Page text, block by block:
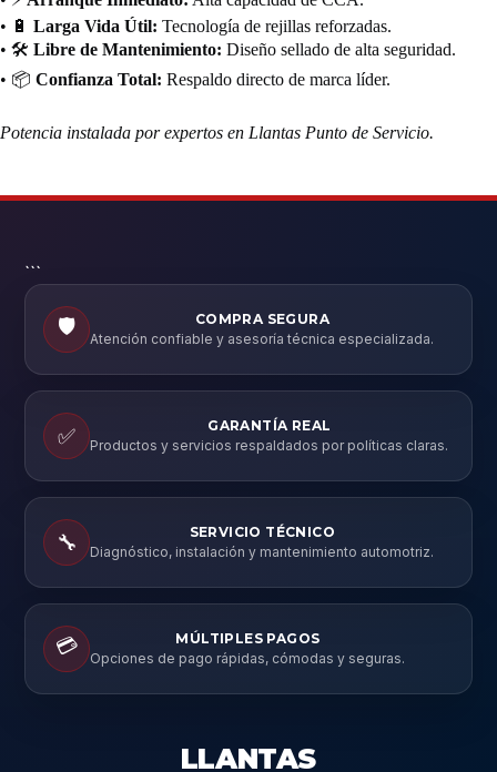
• 🔋 Larga Vida Útil: Tecnología de rejillas reforzadas.
• 🛠️ Libre de Mantenimiento: Diseño sellado de alta seguridad.
• 📦 Confianza Total: Respaldo directo de marca líder.
Potencia instalada por expertos en Llantas Punto de Servicio.
```
🛡️
COMPRA SEGURA
Atención confiable y asesoría técnica especializada.
✅
GARANTÍA REAL
Productos y servicios respaldados por políticas claras.
🔧
SERVICIO TÉCNICO
Diagnóstico, instalación y mantenimiento automotriz.
💳
MÚLTIPLES PAGOS
Opciones de pago rápidas, cómodas y seguras.
LLANTAS